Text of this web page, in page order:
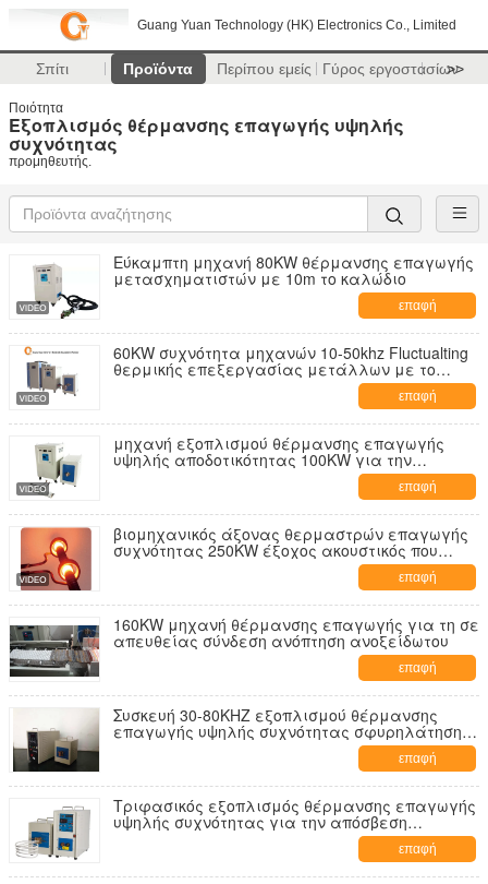
Guang Yuan Technology (HK) Electronics Co., Limited
Σπίτι Προϊόντα Περίπου εμείς Γύρος εργοστασίων
>>
Ποιότητα
Εξοπλισμός θέρμανσης επαγωγής υψηλής
συχνότητας
προμηθευτής.
Εύκαμπτη μηχανή 80KW θέρμανσης επαγωγής
μετασχηματιστών με 10m το καλώδιο
επαφή
60KW συχνότητα μηχανών 10-50khz Fluctualting
θερμικής επεξεργασίας μετάλλων με το
επαφή
μηχανή εξοπλισμού θέρμανσης επαγωγής
υψηλής αποδοτικότητας 100KW για την
απόσβεση εργαλείων, 360V-520V επαφή
βιομηχανικός άξονας θερμαστρών επαγωγής
συχνότητας 250KW έξοχος ακουστικός που
αποσβήνει τον ηλεκτρομαγνητικό εξοπλισμό
επαφή
160KW μηχανή θέρμανσης επαγωγής για τη σε
απευθείας σύνδεση ανόπτηση ανοξείδωτου
επαφή
Συσκευή 30-80KHZ εξοπλισμού θέρμανσης
επαγωγής υψηλής συχνότητας σφυρηλάτησης/
επαφή
Τριφασικός εξοπλισμός θέρμανσης επαγωγής
υψηλής συχνότητας για την απόσβεση
επαφή